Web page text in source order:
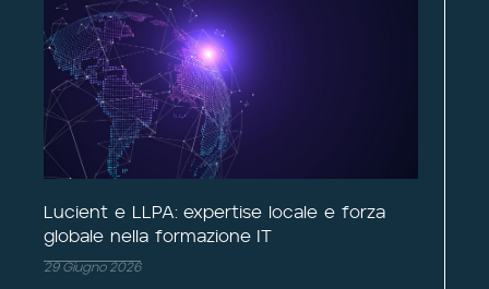
Lucient e LLPA: expertise locale e forza
globale nella formazione IT
29 Giugno 2026